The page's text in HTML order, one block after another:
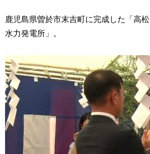
鹿児島県曽於市末吉町に完成した「高松
水力発電所」。